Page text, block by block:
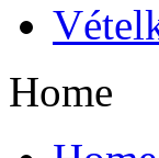
Home